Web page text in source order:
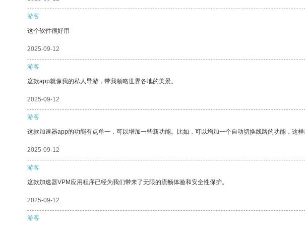
游客
这个软件很好用
2025-09-12
游客
这款app就像我的私人导游，带我领略世界各地的美景。
2025-09-12
游客
这款加速器app的功能有点单一，可以增加一些新功能。比如，可以增加一个自动切换线路的功能，这
2025-09-12
游客
这款加速器VPM应用程序已经为我们带来了无限的流畅体验和安全性保护。
2025-09-12
游客